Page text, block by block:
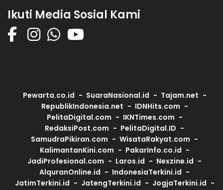
Ikuti Media Sosial Kami
Pewarta.co.id SuaraNasional.id
Tajam.net
RepublikIndonesia.net
IDNHits.com
PelitaDigital.com
IKNTimes.com
RedaksiPost.com
PelitaDigital.ID
SamudraPikiran.com
WisataRakyat.com
KalimantanKini.com
PakarInfo.co.id
JadiProfesional.com
Laros.id
Nexzine.id
AlquranOnline.id
IndonesiaTerkini.id
JatimTerkini.id
JatengTerkini.id
JogjaTerkini.id